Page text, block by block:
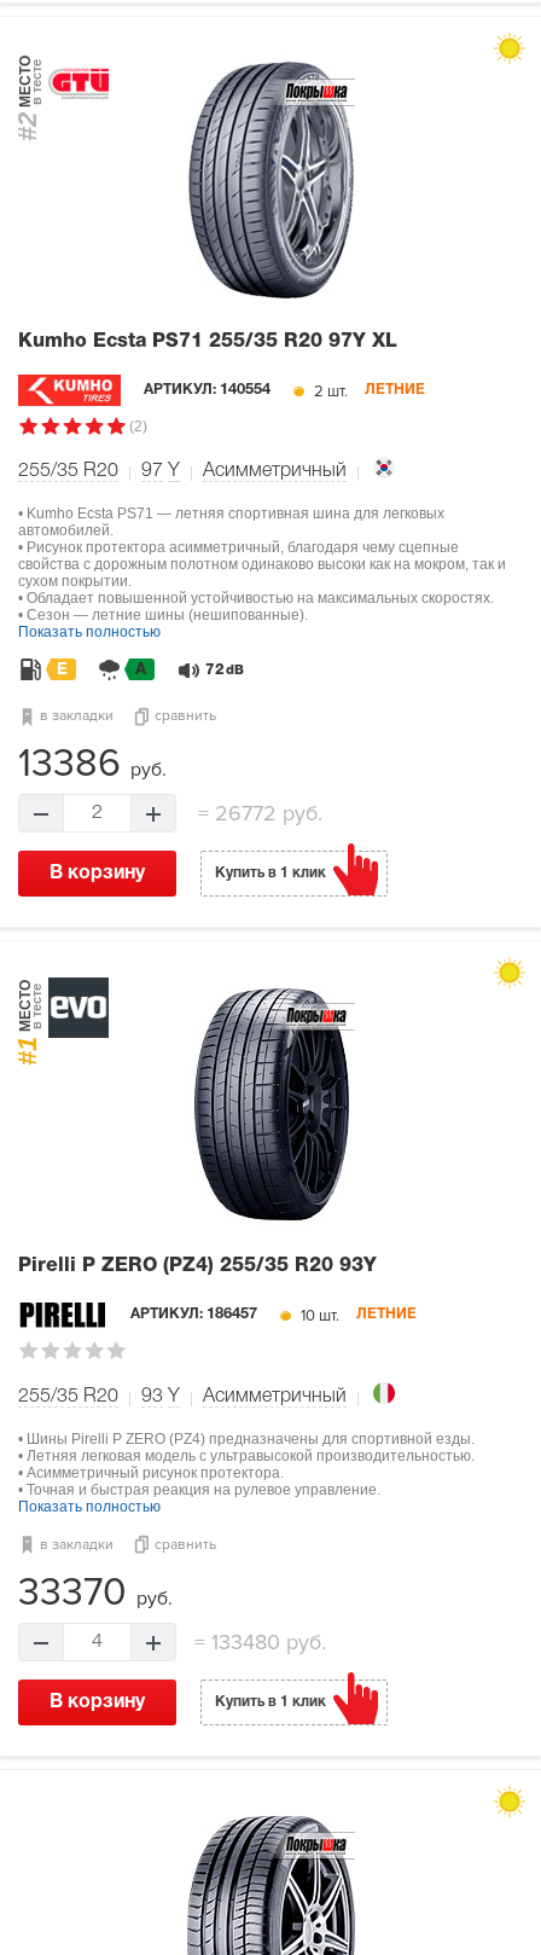
#2
МЕСТОв тесте
Kumho Ecsta PS71 255/35 R20 97Y XL
АРТИКУЛ: 140554 2 шт. ЛЕТНИЕ
(2)
255/35 R20 97 Y Асимметричный
• Kumho Ecsta PS71 — летняя спортивная шина для легковых
автомобилей.
• Рисунок протектора асимметричный, благодаря чему сцепные
свойства с дорожным полотном одинаково высоки как на мокром, так и
сухом покрытии.
• Обладает повышенной устойчивостью на максимальных скоростях.
• Сезон — летние шины (нешипованные).
Показать полностью
E A 72 dB
в закладки сравнить
13386 руб.
2 = 26772 руб.
В корзину Купить в 1 клик
#1
МЕСТОв тесте
Pirelli P ZERO (PZ4) 255/35 R20 93Y
АРТИКУЛ: 186457 10 шт. ЛЕТНИЕ
255/35 R20 93 Y Асимметричный
• Шины Pirelli P ZERO (PZ4) предназначены для спортивной езды.
• Летняя легковая модель с ультравысокой производительностью.
• Асимметричный рисунок протектора.
• Точная и быстрая реакция на рулевое управление.
Показать полностью
в закладки сравнить
33370 руб.
4 = 133480 руб.
В корзину Купить в 1 клик